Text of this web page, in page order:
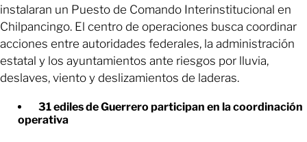
instalaran un Puesto de Comando Interinstitucional en
Chilpancingo. El centro de operaciones busca coordinar
acciones entre autoridades federales, la administración
estatal y los ayuntamientos ante riesgos por lluvia,
deslaves, viento y deslizamientos de laderas.
31 ediles de Guerrero participan en la coordinación
operativa